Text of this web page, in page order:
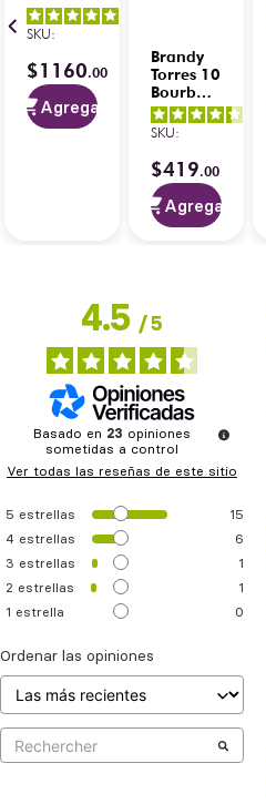
4.9/5-
700 ml
con
SKU:
$1160.00
Agregar
Brandy
Torres 10
Bourbon
Barrel
700 ml
SKU:
$419.00
Agregar
4.5/5
Basado en 23 opiniones
sometidas a control
Ver todas las reseñas de este sitio
5 estrellas
15
4 estrellas
6
3 estrellas
1
2 estrellas
1
1 estrella 0
Ordenar las opiniones